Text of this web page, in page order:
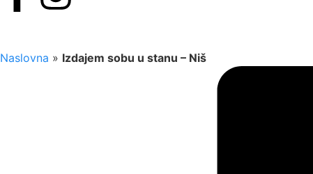
Naslovna » Izdajem sobu u stanu – Niš